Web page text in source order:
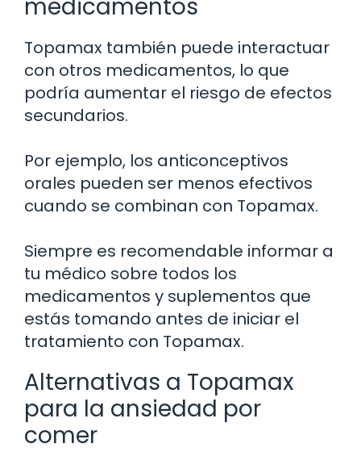
medicamentos
Topamax también puede interactuar
con otros medicamentos, lo que
podría aumentar el riesgo de efectos
secundarios.
Por ejemplo, los anticonceptivos
orales pueden ser menos efectivos
cuando se combinan con Topamax.
Siempre es recomendable informar a
tu médico sobre todos los
medicamentos y suplementos que
estás tomando antes de iniciar el
tratamiento con Topamax.
Alternativas a Topamax
para la ansiedad por
comer